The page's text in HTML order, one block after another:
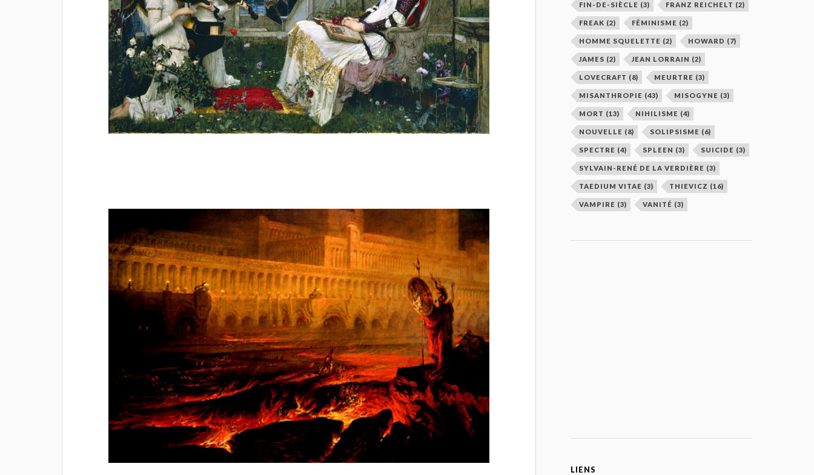
FIN-DE-SIÈCLE (3) FRANZ REICHELT (2)
FREAK (2) FÉMINISME (2)
HOMME SQUELETTE (2) HOWARD (7)
JAMES (2) JEAN LORRAIN (2)
LOVECRAFT (8) MEURTRE (3)
MISANTHROPIE (43) MISOGYNE (3)
MORT (13) NIHILISME (4)
NOUVELLE (8) SOLIPSISME (6)
SPECTRE (4) SPLEEN (3) SUICIDE (3)
SYLVAIN-RENÉ DE LA VERDIÈRE (3)
TAEDIUM VITAE (3) THIEVICZ (16)
VAMPIRE (3) VANITÉ (3)
LIENS